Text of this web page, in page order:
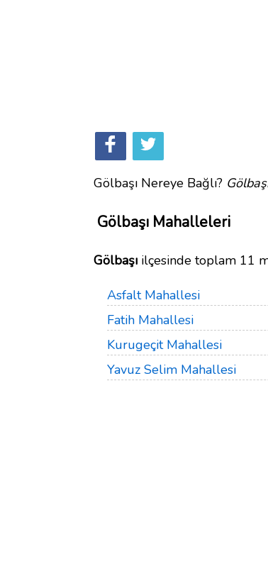
Gölbaşı Nereye Bağlı?
Gölbaşı Mahalleleri
Gölbaşı ilçesinde toplam 11
Asfalt Mahallesi
Fatih Mahallesi
Kurugeçit Mahallesi
Yavuz Selim Mahallesi